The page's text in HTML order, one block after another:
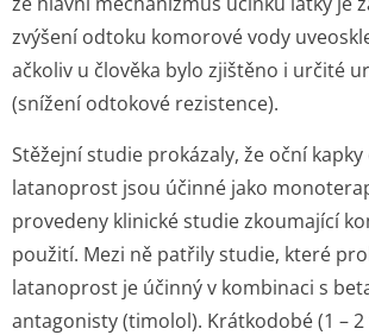
zvýšení odtoku komorové vody
ačkoliv u člověka bylo zjištěno i určité
(snížení odtokové rezistence).
Stěžejní studie prokázaly, že oční
latanoprost jsou účinné jako
provedeny klinické studie zkoumající
použití. Mezi ně patřily studie, které
latanoprost je účinný v kombinaci s
antagonisty (timolol). Krátkodobé (1 –